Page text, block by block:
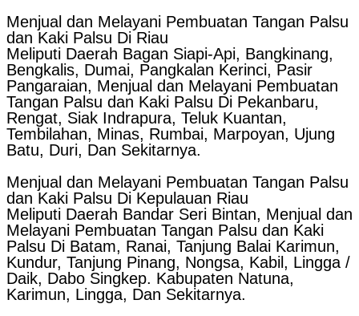
Menjual dan Melayani Pembuatan Tangan Palsu
dan Kaki Palsu Di Riau
Meliputi Daerah Bagan Siapi-Api, Bangkinang,
Bengkalis, Dumai, Pangkalan Kerinci, Pasir
Pangaraian, Menjual dan Melayani Pembuatan
Tangan Palsu dan Kaki Palsu Di Pekanbaru,
Rengat, Siak Indrapura, Teluk Kuantan,
Tembilahan, Minas, Rumbai, Marpoyan, Ujung
Batu, Duri, Dan Sekitarnya.
Menjual dan Melayani Pembuatan Tangan Palsu
dan Kaki Palsu Di Kepulauan Riau
Meliputi Daerah Bandar Seri Bintan, Menjual dan
Melayani Pembuatan Tangan Palsu dan Kaki
Palsu Di Batam, Ranai, Tanjung Balai Karimun,
Kundur, Tanjung Pinang, Nongsa, Kabil, Lingga /
Daik, Dabo Singkep. Kabupaten Natuna,
Karimun, Lingga, Dan Sekitarnya.